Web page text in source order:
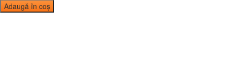
Adaugă în coș